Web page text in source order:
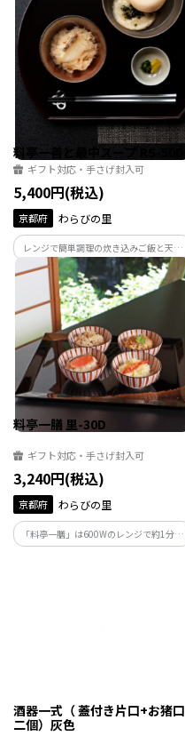
姜シロップ」など、心と体にやさしい美
味しさを但馬アグリファームから全国へ
お届けします。
料亭一善と最中スープ RS-50D
ギフト対応・手さげ封入可
5,400円(税込)
京都府 わらびの里
レンジで簡単調理の炊き込みご飯と天然
わかめ使用の海藻スープの詰合せです。
料亭一膳 里-30D
ギフト対応・手さげ封入可
3,240円(税込)
京都府 わらびの里
「料亭一膳」は600Wのレンジで約1分温
めるだけで簡単に食べる事ができる料亭
酒器一式（ 蓋付き片口+お猪口
二個）灰色